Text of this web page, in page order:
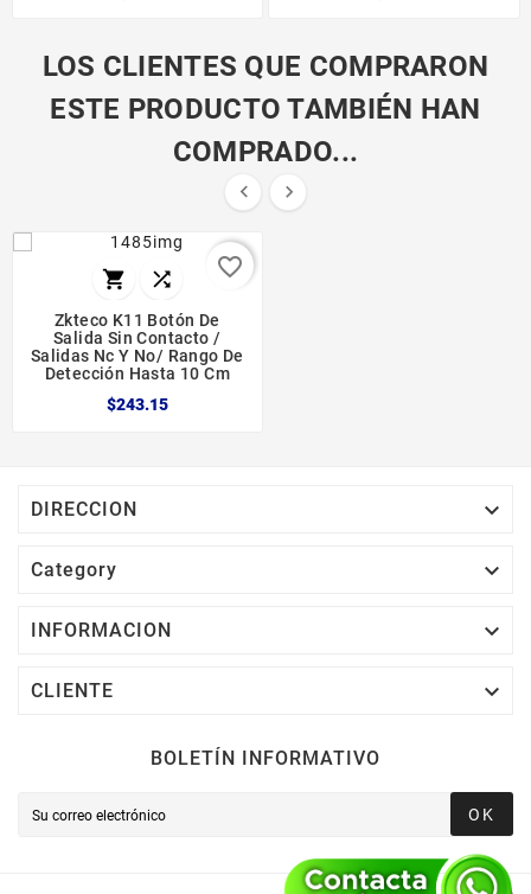
LOS CLIENTES QUE COMPRARON
ESTE PRODUCTO TAMBIÉN HAN
COMPRADO...
 
 
Zkteco K11 Botón De
Salida Sin Contacto /
Salidas Nc Y No/ Rango De
Detección Hasta 10 Cm
$243.15
favorite_border
DIRECCION 
Category 
INFORMACION 
CLIENTE 
BOLETÍN INFORMATIVO
OK